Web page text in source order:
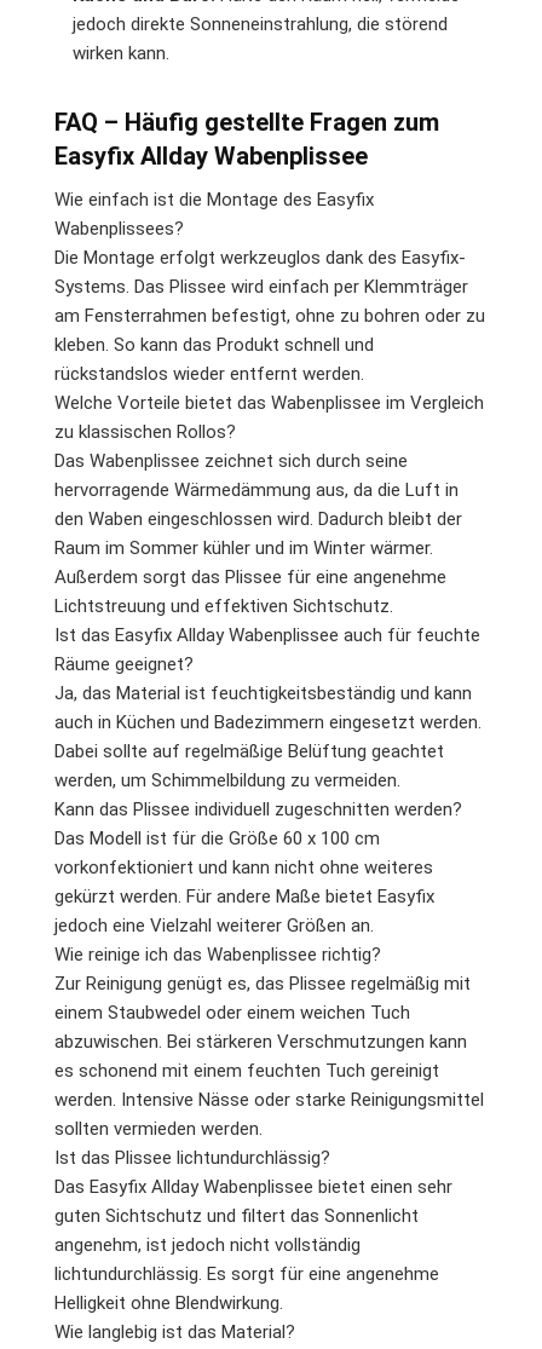
jedoch direkte Sonneneinstrahlung, die störend
wirken kann.
FAQ – Häufig gestellte Fragen zum
Easyfix Allday Wabenplissee
Wie einfach ist die Montage des Easyfix
Wabenplissees?
Die Montage erfolgt werkzeuglos dank des Easyfix-
Systems. Das Plissee wird einfach per Klemmträger
am Fensterrahmen befestigt, ohne zu bohren oder zu
kleben. So kann das Produkt schnell und
rückstandslos wieder entfernt werden.
Welche Vorteile bietet das Wabenplissee im Vergleich
zu klassischen Rollos?
Das Wabenplissee zeichnet sich durch seine
hervorragende Wärmedämmung aus, da die Luft in
den Waben eingeschlossen wird. Dadurch bleibt der
Raum im Sommer kühler und im Winter wärmer.
Außerdem sorgt das Plissee für eine angenehme
Lichtstreuung und effektiven Sichtschutz.
Ist das Easyfix Allday Wabenplissee auch für feuchte
Räume geeignet?
Ja, das Material ist feuchtigkeitsbeständig und kann
auch in Küchen und Badezimmern eingesetzt werden.
Dabei sollte auf regelmäßige Belüftung geachtet
werden, um Schimmelbildung zu vermeiden.
Kann das Plissee individuell zugeschnitten werden?
Das Modell ist für die Größe 60 x 100 cm
vorkonfektioniert und kann nicht ohne weiteres
gekürzt werden. Für andere Maße bietet Easyfix
jedoch eine Vielzahl weiterer Größen an.
Wie reinige ich das Wabenplissee richtig?
Zur Reinigung genügt es, das Plissee regelmäßig mit
einem Staubwedel oder einem weichen Tuch
abzuwischen. Bei stärkeren Verschmutzungen kann
es schonend mit einem feuchten Tuch gereinigt
werden. Intensive Nässe oder starke Reinigungsmittel
sollten vermieden werden.
Ist das Plissee lichtundurchlässig?
Das Easyfix Allday Wabenplissee bietet einen sehr
guten Sichtschutz und filtert das Sonnenlicht
angenehm, ist jedoch nicht vollständig
lichtundurchlässig. Es sorgt für eine angenehme
Helligkeit ohne Blendwirkung.
Wie langlebig ist das Material?